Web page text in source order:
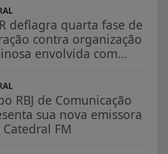
deflagra quarta fase de
contra organização
envolvida com...
RBJ de Comunicação
sua nova emissora
Catedral FM